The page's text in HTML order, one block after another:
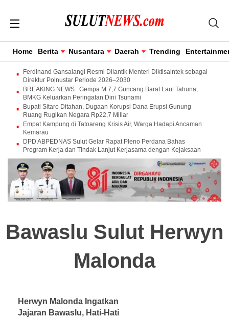
Home Berita Nusantara Daerah Trending
Ferdinand Gansalangi Resmi Dilantik Menteri Diktisaintek sebagai
Direktur Polnustar Periode 2026–2030
BREAKING NEWS : Gempa M 7,7 Guncang Barat Laut Tahuna,
BMKG Keluarkan Peringatan Dini Tsunami
Bupati Sitaro Ditahan, Dugaan Korupsi Dana Erupsi Gunung
Ruang Rugikan Negara Rp22,7 Miliar
Empat Kampung di Tatoareng Krisis Air, Warga Hadapi Ancaman
Kemarau
DPD ABPEDNAS Sulut Gelar Rapat Pleno Perdana Bahas
Program Kerja dan Tindak Lanjut Kerjasama dengan Kejaksaan
Bawaslu Sulut Herwyn
Malonda
Herwyn Malonda Ingatkan
Jajaran Bawaslu, Hati-Hati